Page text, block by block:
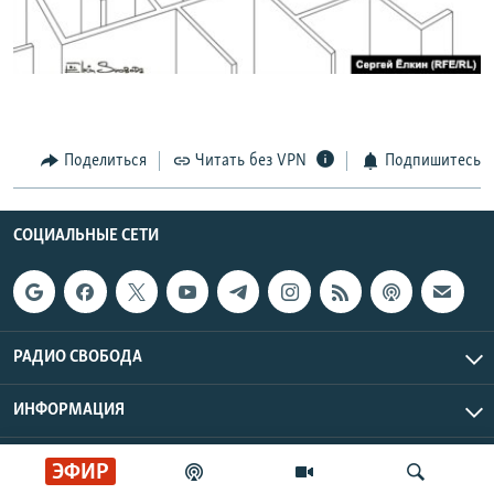
РАСПИСАНИЕ ВЕЩАНИЯ
ПОДПИШИТЕСЬ НА РАССЫЛКУ
Все сайты РСЕ/РС
ЭФИР
Поделиться Читать без VPN Подпишитесь
СОЦИАЛЬНЫЕ СЕТИ
РАДИО СВОБОДА
ИНФОРМАЦИЯ
Радио Свобода © 2026 RFE/RL, Inc. | Все права защищены.